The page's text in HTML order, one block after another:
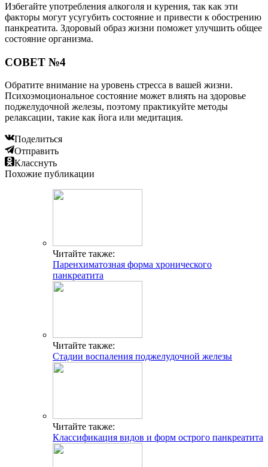
Избегайте употребления алкоголя и курения, так как эти
факторы могут усугубить состояние и привести к обострению
панкреатита. Здоровый образ жизни поможет улучшить общее
состояние организма.
СОВЕТ №4
Обратите внимание на уровень стресса в вашей жизни.
Психоэмоциональное состояние может влиять на здоровье
поджелудочной железы, поэтому практикуйте методы
релаксации, такие как йога или медитация.
Поделиться
Отправить
Класснуть
Похожие публикации
Читайте также:
Паренхиматозная форма хронического
панкреатита
Читайте также:
Стадии воспаления поджелудочной железы
Читайте также:
Классификация видов и форм острого панкреатита